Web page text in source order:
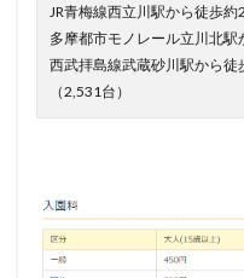
JR青梅線西立川駅から徒歩約
多摩都市モノレール立川北駅
西武拝島線武蔵砂川駅から
（2,531台）